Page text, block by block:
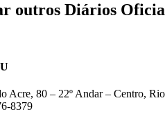
outros Diários
Acre, 80 – 22º Andar – Centro,
8379